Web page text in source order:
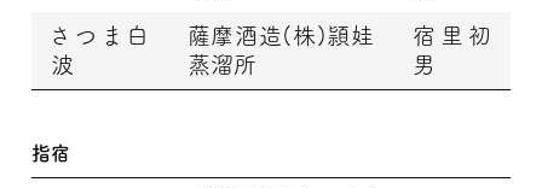
さつま白
波
薩摩酒造(株)頴娃
蒸溜所
宿里初
男
指宿